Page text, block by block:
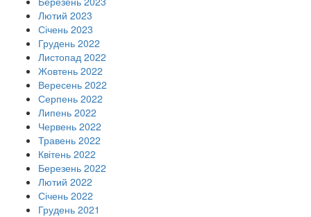
Лютий 2023
Січень 2023
Грудень 2022
Листопад 2022
Жовтень 2022
Вересень 2022
Серпень 2022
Липень 2022
Червень 2022
Травень 2022
Квітень 2022
Березень 2022
Лютий 2022
Січень 2022
Грудень 2021